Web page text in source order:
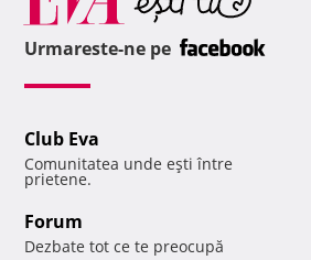
Urmareste-ne pe
Club Eva
Comunitatea unde eşti între
prietene.
Forum
Dezbate tot ce te preocupă